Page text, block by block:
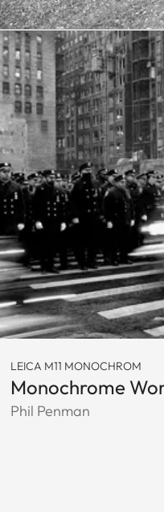
LEICA M11 MONOCHROM
Monochrome
Phil Penman